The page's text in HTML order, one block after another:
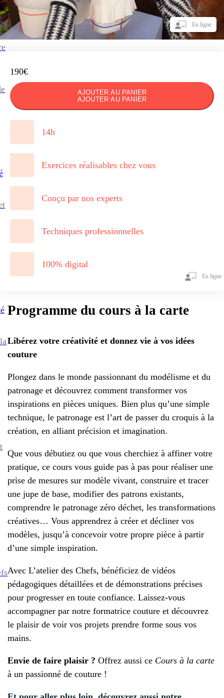
En ligne
190€
En ligne
AJOUTER AU PANIER
AJOUTER AU PANIER
14h
Exercices réalisables chez vous
Conçu par nos experts
Techniques professionnelles
100% digital
Programme du cours à la carte
Libérez votre créativité et donnez vie à vos idées
couture
Plongez dans le monde passionnant du modélisme et du
patronage et découvrez comment transformer vos
inspirations en pièces uniques. Bien plus qu’une simple
technique, le patronage est l’art de passer du croquis à la
création, en alliant précision et imagination.
Que vous débutiez ou que vous cherchiez à affiner votre
pratique, ce cours vous guide pas à pas pour réaliser une
prise de mesures sur modèle vivant, construire et tracer
une jupe de base, modifier des patrons existants,
comprendre le patronage zéro déchet, les transformations
créatives… Vous apprendrez à créer et décliner vos
modèles, jusqu’à concevoir votre propre pièce à partir
d’une simple inspiration.
Avec L’atelier des Chefs, bénéficiez de vidéos
pédagogiques détaillées et de démonstrations précises
pour progresser en toute confiance. Laissez-vous
accompagner par notre formatrice couture et découvrez
le plaisir de voir vos projets prendre forme sous vos
mains.
Envie de faire plaisir ? Offrez aussi ce Cours à la carte
à un passionné de couture !